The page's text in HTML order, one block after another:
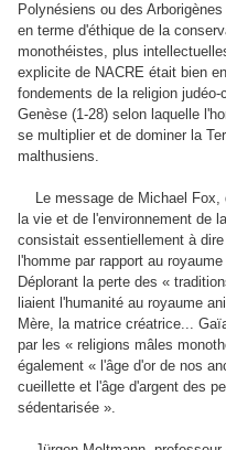
Polynésiens ou des
en terme d'éthique de la
monothéistes, plus
explicite de NACRE était bien
fondements de la religion
Genèse (1-28) selon laquelle
se multiplier et de dominer la
malthusiens.
Le message de Michael Fox,
la vie et de l'environnement de
consistait essentiellement à
l'homme par rapport au
Déplorant la perte des «
liaient l'humanité au royaume
Mère, la matrice créatrice...
par les « religions mâles
également « l'âge d'or de nos
cueillette et l'âge d'argent des
sédentarisée ».